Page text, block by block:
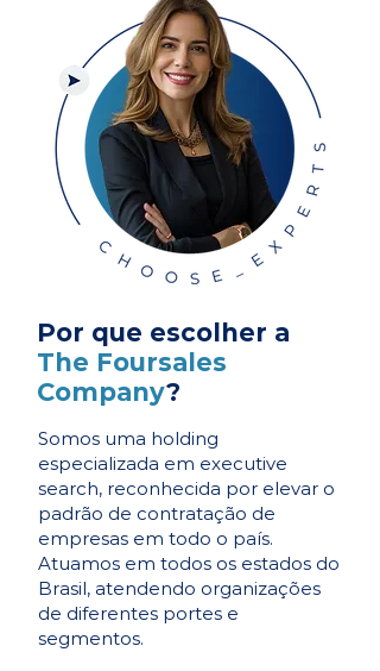
Por que escolher a
The Foursales
Company?
Somos uma holding
especializada em executive
search, reconhecida por elevar o
padrão de contratação de
empresas em todo o país.
Atuamos em todos os estados do
Brasil, atendendo organizações
de diferentes portes e
segmentos.